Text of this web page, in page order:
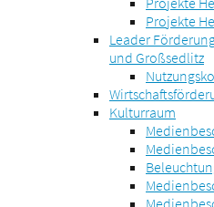
Projekte
Leader
und Großsedlitz
Kulturraum